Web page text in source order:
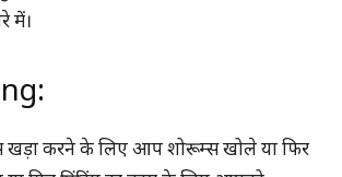
में।
खड़ा करने के लिए आप शोरूम्स खोले या फिर